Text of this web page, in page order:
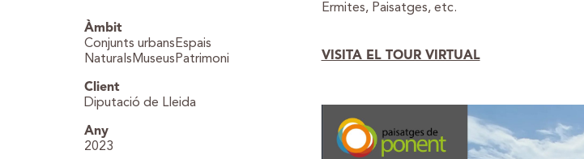
Àmbit
Conjunts urbansEspais
NaturalsMuseusPatrimoni
Client
Diputació de Lleida
Any
2023
Ermites, Paisatges, etc.
VISITA EL TOUR VIRTUAL